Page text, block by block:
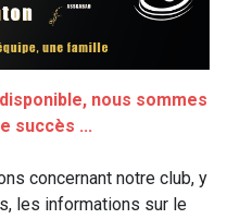
nous sommes
succès ...
concernant notre club, y
les informations sur le